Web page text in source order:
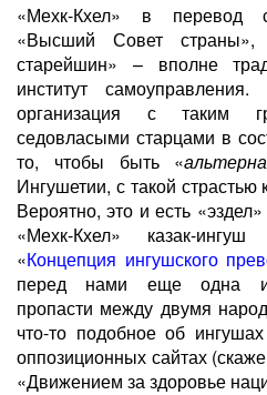
«Мехк-Кхел» в перевод
«Высший Совет
старейшин» – вполне
институт
организация с таким
седовласыми старцами в
то, чтобы быть «
Ингушетии, с такой страстью
Вероятно, это и есть
«Мехк-Кхел» казак-
«Концепция ингушского
перед нами еще одна
пропасти между двумя
что-то подобное об
оппозиционных сайтах
«Движением за здоровье